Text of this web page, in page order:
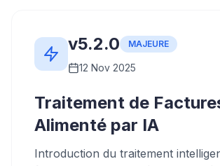
v5.2.0 MAJEURE
12 Nov 2025
Traitement de
Alimenté par IA
Introduction du traitement